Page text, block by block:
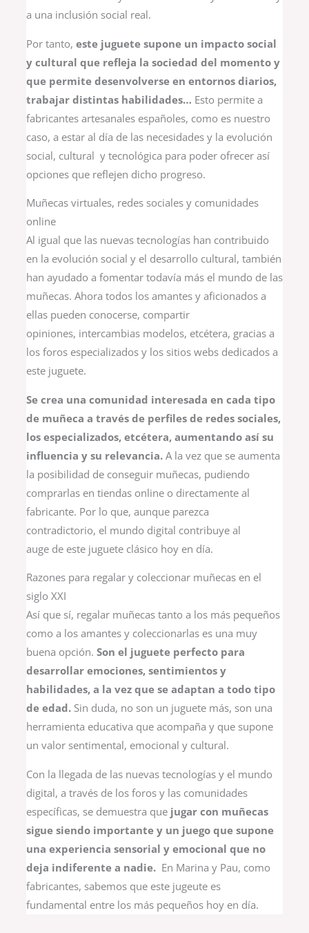
a una inclusión social real.
Por tanto, este juguete supone un impacto social
y cultural que refleja la sociedad del momento y
que permite desenvolverse en entornos diarios,
trabajar distintas habilidades… Esto permite a
fabricantes artesanales españoles, como es nuestro
caso, a estar al día de las necesidades y la evolución
social, cultural y tecnológica para poder ofrecer así
opciones que reflejen dicho progreso.
Muñecas virtuales, redes sociales y comunidades
online
Al igual que las nuevas tecnologías han contribuido
en la evolución social y el desarrollo cultural, también
han ayudado a fomentar todavía más el mundo de las
muñecas. Ahora todos los amantes y aficionados a
ellas pueden conocerse, compartir
opiniones, intercambias modelos, etcétera, gracias a
los foros especializados y los sitios webs dedicados a
este juguete.
Se crea una comunidad interesada en cada tipo
de muñeca a través de perfiles de redes sociales,
los especializados, etcétera, aumentando así su
influencia y su relevancia. A la vez que se aumenta
la posibilidad de conseguir muñecas, pudiendo
comprarlas en tiendas online o directamente al
fabricante. Por lo que, aunque parezca
contradictorio, el mundo digital contribuye al
auge de este juguete clásico hoy en día.
Razones para regalar y coleccionar muñecas en el
siglo XXI
Así que sí, regalar muñecas tanto a los más pequeños
como a los amantes y coleccionarlas es una muy
buena opción. Son el juguete perfecto para
desarrollar emociones, sentimientos y
habilidades, a la vez que se adaptan a todo tipo
de edad. Sin duda, no son un juguete más, son una
herramienta educativa que acompaña y que supone
un valor sentimental, emocional y cultural.
Con la llegada de las nuevas tecnologías y el mundo
digital, a través de los foros y las comunidades
específicas, se demuestra que jugar con muñecas
sigue siendo importante y un juego que supone
una experiencia sensorial y emocional que no
deja indiferente a nadie. En Marina y Pau, como
fabricantes, sabemos que este jugeute es
fundamental entre los más pequeños hoy en día.